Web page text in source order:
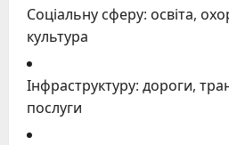
Соціальну сферу: освіта,
культура
Інфраструктуру: дороги,
послуги